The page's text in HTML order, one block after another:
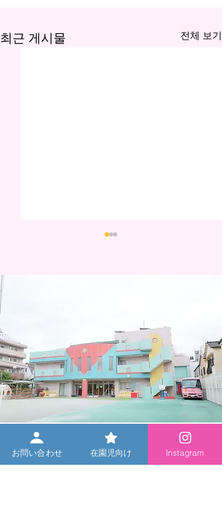
최근 게시물 전체 보기
전시회 안내 (미취학 아동
및 졸업생 환영)
お問い合わせ 在園児向け Instagram